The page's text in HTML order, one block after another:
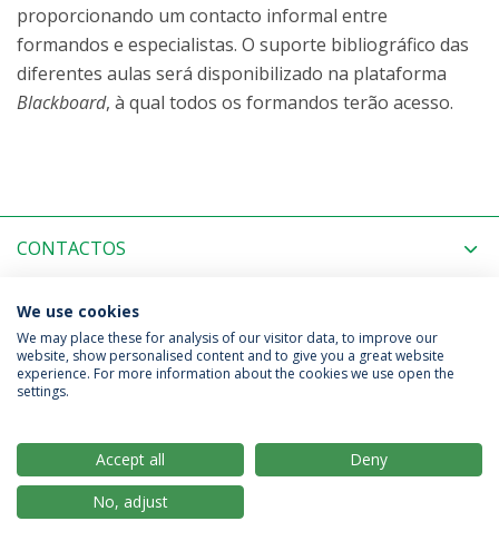
proporcionando um contacto informal entre
formandos e especialistas. O suporte bibliográfico das
diferentes aulas será disponibilizado na plataforma
Blackboard, à qual todos os formandos terão acesso.
CONTACTOS
MAIS INFORMAÇÃO
Política de Privacidade
Termos & Condições
© 2026 Universidade Católica Portuguesa
We use cookies
We may place these for analysis of our visitor data, to improve our
website, show personalised content and to give you a great website
experience. For more information about the cookies we use open the
settings.
Accept all
Deny
No, adjust